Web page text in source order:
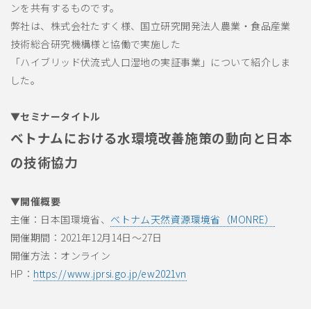
ンを共有するものです。
弊社は、株式会社たすく様、国立研究開発法人農業・食品産業
技術総合研究機構様と協働で実施した
「ハイブリッド伏流式人口湿地の実証事業」について紹介しま
した。
▼セミナータイトル
ベトナムにおける水環境改善施策の動向と日本
の技術協力
▼開催概要
主催：日本国環境省、 ベトナム天然資源環境省（MONRE）
開催期間：2021年12月14日～27日
開催方法：オンライン
HP： https://www.jprsi.go.jp/ew2021vn